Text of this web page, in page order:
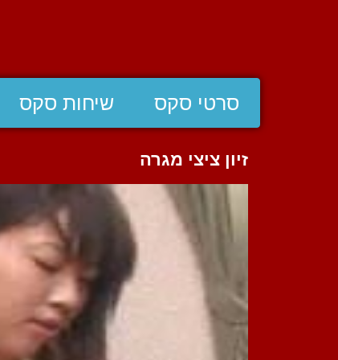
סרטי סקס שיחות סקס
זיון ציצי מגרה